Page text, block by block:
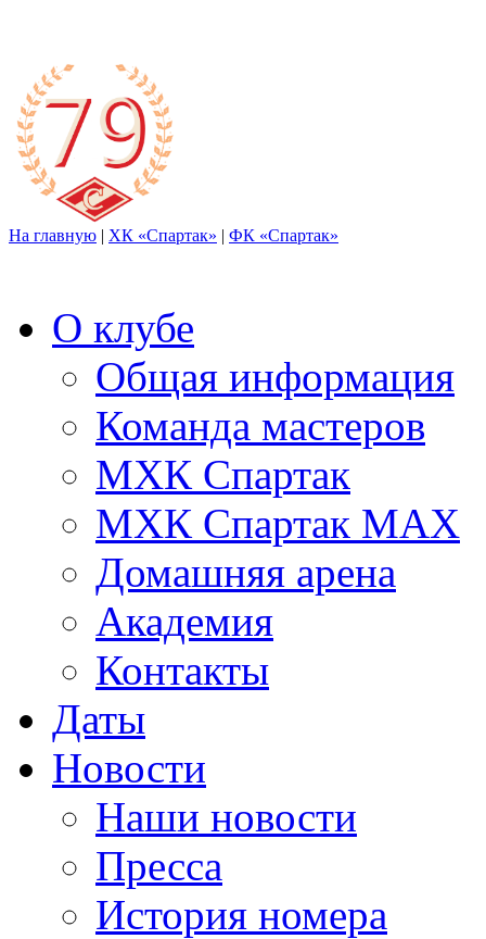
На главную | ХК «Спартак» | ФК «Спартак»
О клубе
Общая информация
Команда мастеров
МХК Спартак
МХК Спартак МАХ
Домашняя арена
Академия
Контакты
Даты
Новости
Наши новости
Пресса
История номера